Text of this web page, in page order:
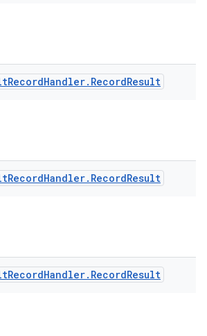
RecordHandler. RecordResult
RecordHandler. RecordResult
RecordHandler. RecordResult